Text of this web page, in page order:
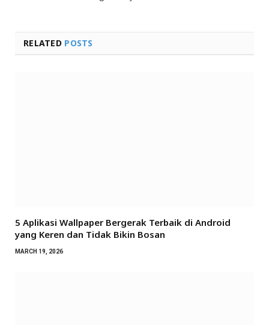
RELATED POSTS
5 Aplikasi Wallpaper Bergerak Terbaik di Android
yang Keren dan Tidak Bikin Bosan
MARCH 19, 2026